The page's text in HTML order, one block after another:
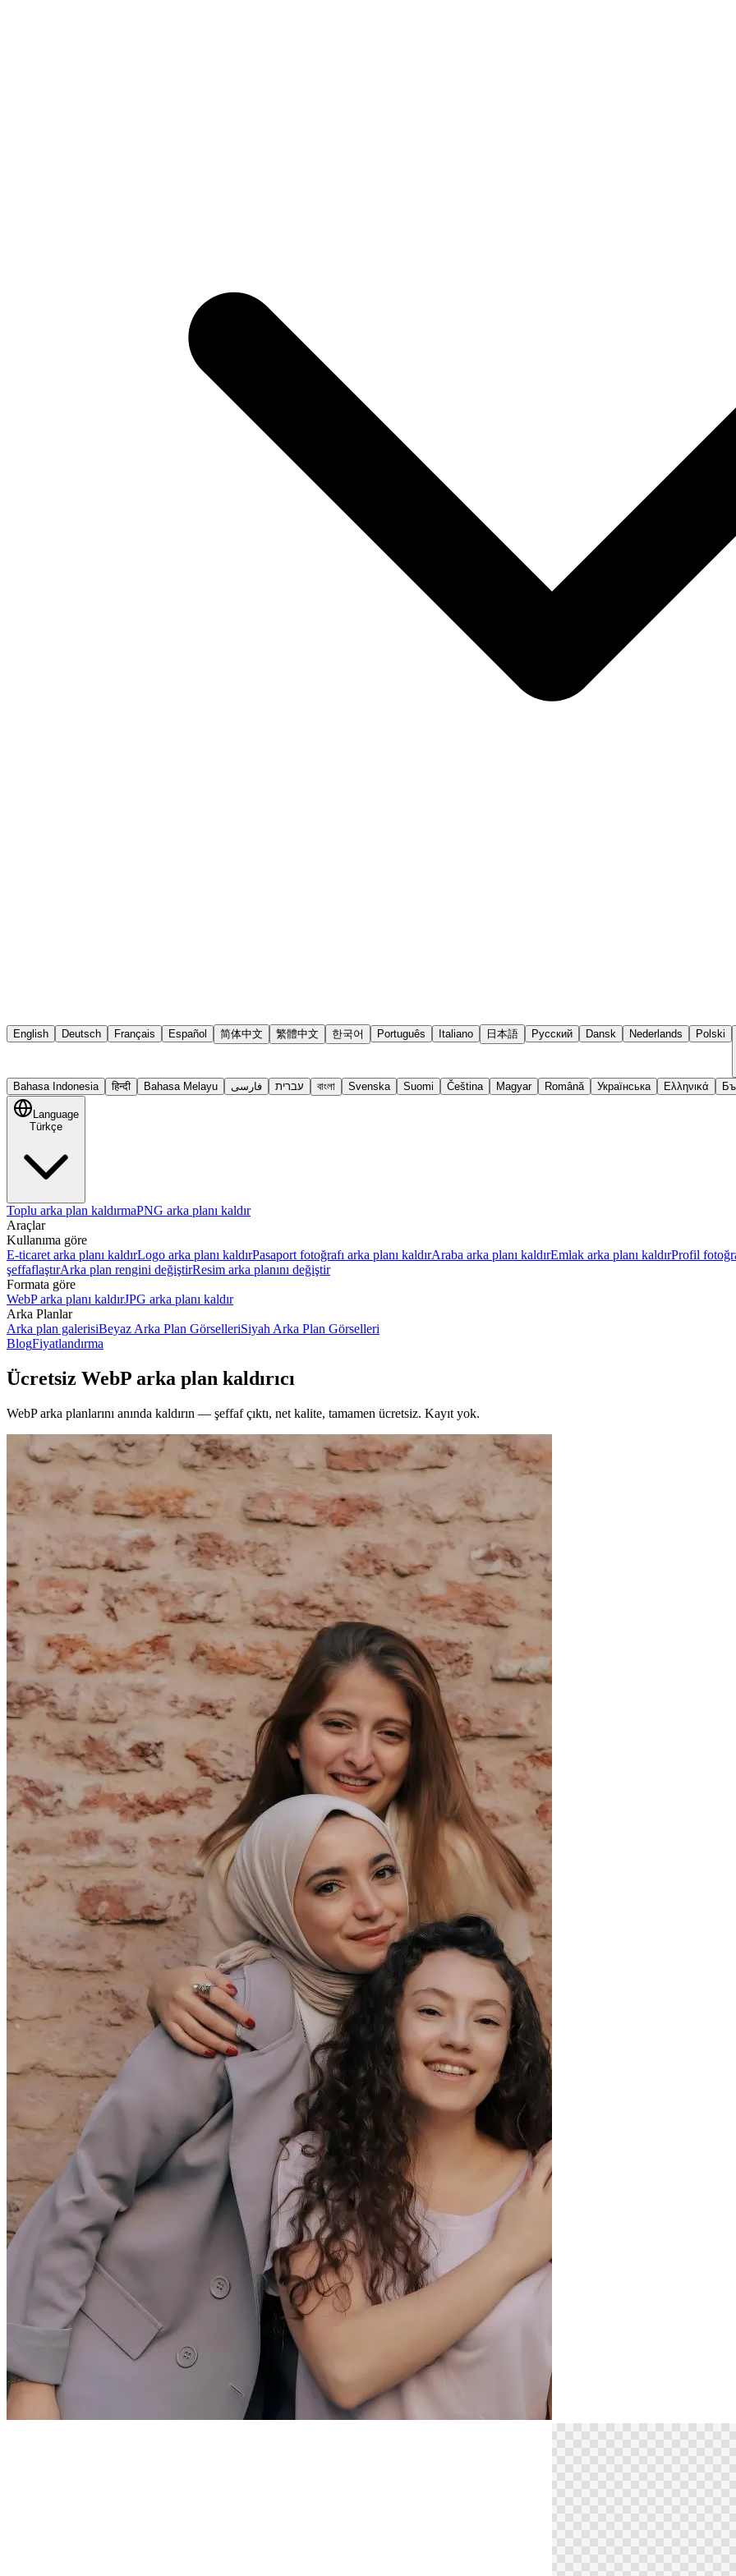
English Deutsch Français Español 简体中文 繁體中文 한국어 Português Italiano 日本語 Русский Dansk Nederlands Polski
Bahasa Indonesia हिन्दी Bahasa Melayu فارسی עברית বাংলা Svenska Suomi Čeština Magyar Română Українська Ελληνικά
Language
Türkçe
Toplu arka plan kaldırmaPNG arka planı kaldır
Araçlar
Kullanıma göre
E-ticaret arka planı kaldırLogo arka planı kaldırPasaport fotoğrafı arka planı kaldırAraba arka planı kaldırEmlak arka planı kaldırProfil
şeffaflaştırArka plan rengini değiştirResim arka planını değiştir
Formata göre
WebP arka planı kaldırJPG arka planı kaldır
Arka Planlar
Arka plan galerisiBeyaz Arka Plan GörselleriSiyah Arka Plan Görselleri
BlogFiyatlandırma
Ücretsiz WebP arka plan kaldırıcı
WebP arka planlarını anında kaldırın — şeffaf çıktı, net kalite, tamamen ücretsiz. Kayıt yok.